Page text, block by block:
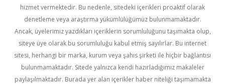
hizmet vermektedir. Bu nedenle, sitedeki içerikleri proaktif olarak
denetleme veya araştırma yükümlülüğümüz bulunmamaktadır.
Ancak, üyelerimiz yazdıkları içeriklerin sorumluluğunu taşımakta olup,
siteye üye olarak bu sorumluluğu kabul etmiş sayılırlar. Bu internet
sitesi, herhangi bir marka, kurum veya şahıs şirketi ile hiçbir bağlantısı
bulunmamaktadır. Sitede yalnızca kendi hazırladığımız makaleler
paylaşılmaktadır. Burada yer alan içerikler haber niteliği taşımamakta